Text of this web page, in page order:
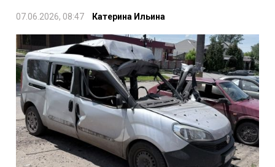
07.06.2026, 08:47 Катерина Ильина